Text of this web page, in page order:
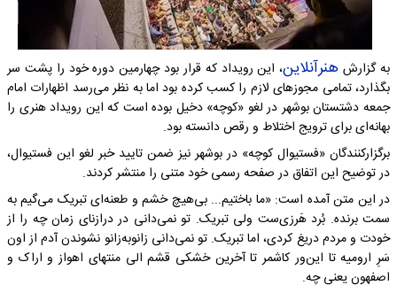
به گزارش هنرآنلاین، این رویداد که قرار بود چهارمین دوره خود را پشت سر
بگذارد، تمامی مجوزهای لازم را کسب کرده بود اما به نظر می‌رسد اظهارات امام
جمعه دشتستان بوشهر در لغو «کوچه» دخیل بوده است که این رویداد هنری را
بهانه‌ای برای ترویج اختلاط و رقص دانسته بود.
برگزارکنندگان «فستیوال کوچه» در بوشهر نیز ضمن تایید خبر لغو این فستیوال،
در توضیح این اتفاق در صفحه رسمی خود متنی را منتشر کردند.
در این متن آمده است: «‌‎ما باختیم... بی‌هیچ خشم و طعنه‌ای تبریک می‌گیم به
سمت برنده. بُرد هَرزی‌ست ولی تبریک. تو نمی‌دانی در درازنای زمان چه را از
خودت و مردم دریغ کردی، اما تبریک. تو نمی‌دانی زانوبه‌زانو نشوندن آدم از اون
سَرِ ارومیه تا این‌ور کاشمر تا آخرین خشکی قشم الی منتهای اهواز و اراک و
اصفهون یعنی چه.